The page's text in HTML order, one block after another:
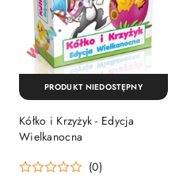
Kółko i Krzyżyk - Edycja
Wielkanocna
(0)
PRODUKT NIEDOSTĘPNY